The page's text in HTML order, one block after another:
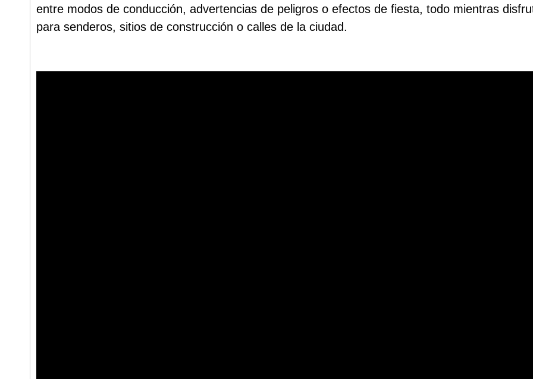
entre modos de conducción, advertencias de peligros o efectos de fiesta, todo mientras
para senderos, sitios de construcción o calles de la ciudad.